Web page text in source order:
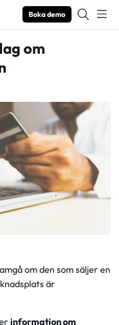
Boka demo
om
om den som säljer en
är
information om